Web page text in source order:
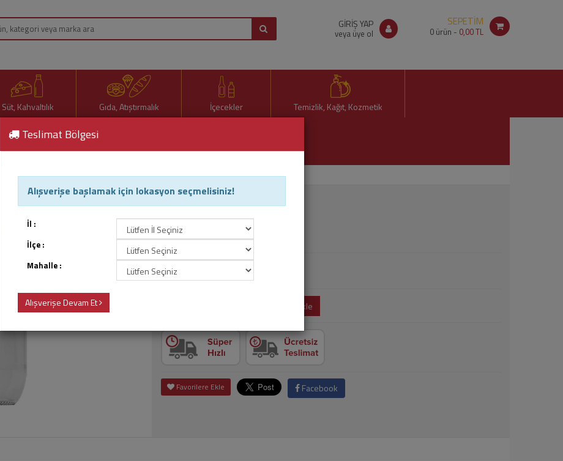
GİRİŞ YAP
veya üye ol
SEPETİM
0 ürün - 0,00 TL
Süt, Kahvaltılık Gıda, Atıştırmalık İçecekler Temizlik, Kağıt, Kozmetik
Konserve Kavanoz 1 Lt.
Ürün Kodu : 73998
29,00 TL
Sepete Ekle
Favorilere Ekle Facebook
Teslimat Bölgesi
Alışverişe başlamak için lokasyon seçmelisiniz!
İl :
İlçe :
Mahalle :
Alışverişe Devam Et